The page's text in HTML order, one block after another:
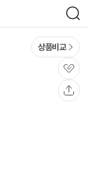
검
색
상품비교
관
심